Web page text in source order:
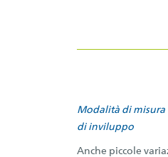
Modalità di misura
di inviluppo
Anche piccole